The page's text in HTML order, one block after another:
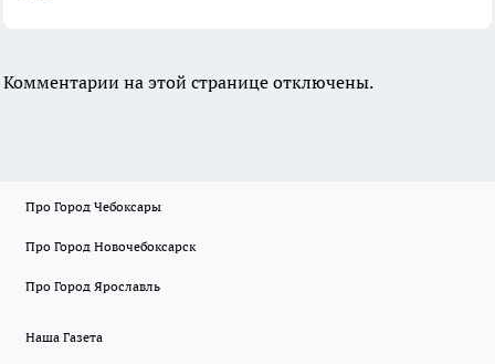
Комментарии на этой странице отключены.
Про Город Чебоксары
Про Город Новочебоксарск
Про Город Ярославль
Наша Газета